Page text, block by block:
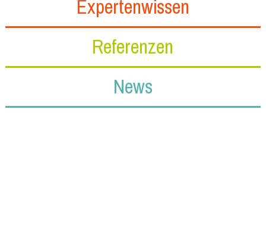
Referenzen
News